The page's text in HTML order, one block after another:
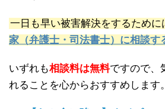
一日も早い被害解決をするために
家（弁護士・司法書士）に相談す
いずれも相談料は無料ですので、
れることを心からおすすめします。